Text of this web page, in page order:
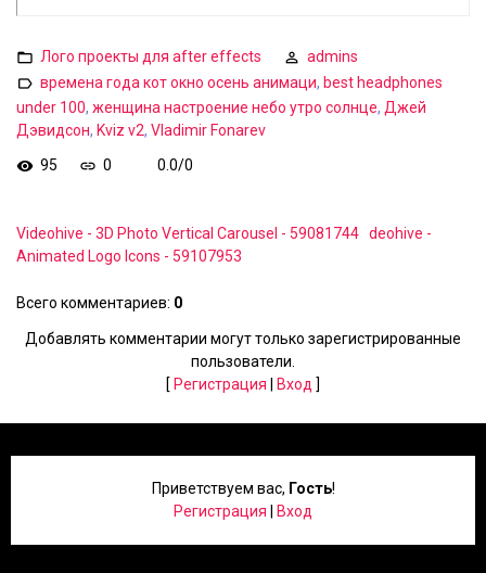
Лого проекты для after effects
admins
времена года кот окно осень анимаци, best headphones
under 100, женщина настроение небо утро солнце, Джей
Дэвидсон, Kviz v2, Vladimir Fonarev
95
0 0.0/0
Videohive - 3D Photo Vertical Carousel - 59081744 deohive -
Animated Logo Icons - 59107953
Всего комментариев: 0
Добавлять комментарии могут только зарегистрированные
пользователи.
[ Регистрация Вход ]
Приветствуем вас, Гость!
Регистрация
Вход